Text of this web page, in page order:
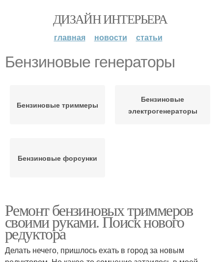
ДИЗАЙН ИНТЕРЬЕРА
главная новости статьи
Бензиновые генераторы
Бензиновые триммеры
Бензиновые
электрогенераторы
Бензиновые форсунки
Ремонт бензиновых триммеров
своими руками. Поиск нового
редуктора
Делать нечего, пришлось ехать в город за новым